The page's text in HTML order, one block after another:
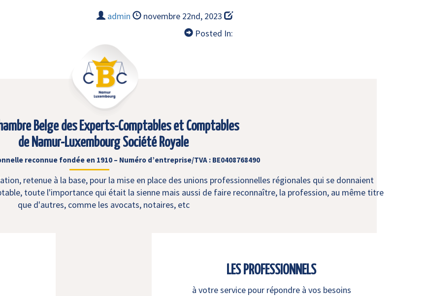
admin
novembre 22nd, 2023
Posted In:
Belge des Experts-Comptables et Comptables
de Namur-Luxembourg Société Royale
reconnue fondée en 1910 – Numéro d’entreprise/TVA : BE0408768490
retenue à la base, pour la mise en place des unions professionnelles régionales qui se donnaient
toute l'importance qui était la sienne mais aussi de faire reconnaître, la profession, au même titre
que d'autres, comme les avocats, notaires, etc
LES PROFESSIONNELS
à votre service pour répondre à vos besoins